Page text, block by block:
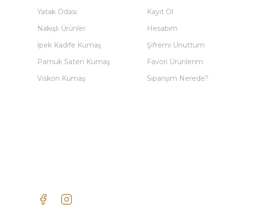
Yatak Odası
Nakışlı Ürünler
İpek Kadife Kumaş
Pamuk Saten Kumaş
Viskon Kumaş
Kayıt Ol
Hesabım
Şifremi Unuttum
Favori Ürünlerim
Siparişim Nerede?